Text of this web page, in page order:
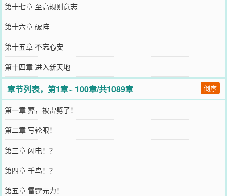
第十七章 至高规则意志
第十六章 破阵
第十五章 不忘心安
第十四章 进入新天地
章节列表，第1章~ 100章/共1089章 倒序
第一章 葬，被雷劈了！
第二章 写轮眼！
第三章 闪电！？
第四章 千鸟！？
第五章 雷霆元力！